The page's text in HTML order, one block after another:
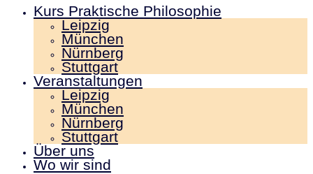
Kurs Praktische Philosophie
Leipzig
München
Nürnberg
Stuttgart
Veranstaltungen
Leipzig
München
Nürnberg
Stuttgart
Über uns
Wo wir sind